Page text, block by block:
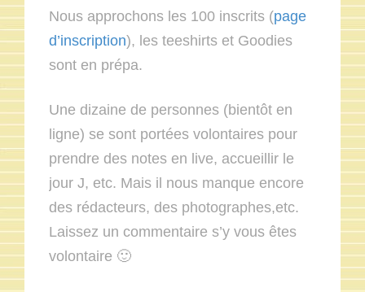
Nous approchons les 100 inscrits (page
d’inscription), les teeshirts et Goodies
sont en prépa.
Une dizaine de personnes (bientôt en
ligne) se sont portées volontaires pour
prendre des notes en live, accueillir le
jour J, etc. Mais il nous manque encore
des rédacteurs, des photographes,etc.
Laissez un commentaire s’y vous êtes
volontaire 🙂